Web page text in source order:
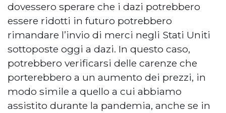
dovessero sperare che i dazi potrebbero
essere ridotti in futuro potrebbero
rimandare l’invio di merci negli Stati Uniti
sottoposte oggi a dazi. In questo caso,
potrebbero verificarsi delle carenze che
porterebbero a un aumento dei prezzi, in
modo simile a quello a cui abbiamo
assistito durante la pandemia, anche se in